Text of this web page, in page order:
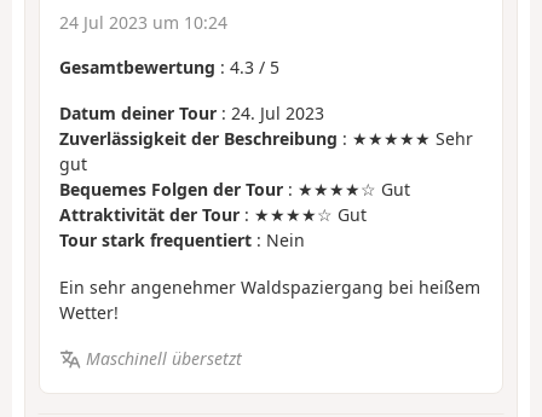
24 Jul 2023 um 10:24
Gesamtbewertung : 4.3 / 5
Datum deiner Tour : 24. Jul 2023
Zuverlässigkeit der Beschreibung : ★★★★★ Sehr
gut
Bequemes Folgen der Tour : ★★★★☆ Gut
Attraktivität der Tour : ★★★★☆ Gut
Tour stark frequentiert : Nein
Ein sehr angenehmer Waldspaziergang bei heißem
Wetter!
Maschinell übersetzt